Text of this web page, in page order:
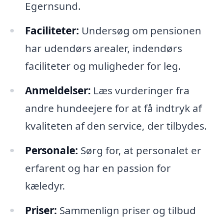
Egernsund.
Faciliteter: Undersøg om pensionen
har udendørs arealer, indendørs
faciliteter og muligheder for leg.
Anmeldelser: Læs vurderinger fra
andre hundeejere for at få indtryk af
kvaliteten af den service, der tilbydes.
Personale: Sørg for, at personalet er
erfarent og har en passion for
kæledyr.
Priser: Sammenlign priser og tilbud